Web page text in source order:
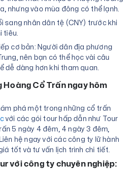
nhưng vào mùa đông có thể lạnh.
sang nhân dân tệ (CNY) trước khi
tiêu.
cơ bản: Người dân địa phương
nên bạn có thể học vài câu
dễ dàng hơn khi tham quan.
Cổ Trấn ngay hôm
phá một trong những cổ trấn
với các gói tour hấp dẫn như Tour
5 ngày 4 đêm, 4 ngày 3 đêm,
hệ ngay với các công ty lữ hành
tốt và tư vấn lịch trình chi tiết.
với công ty chuyên nghiệp: